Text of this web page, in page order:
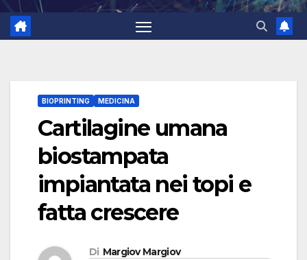
BIOPRINTING MEDICINA
Cartilagine umana
biostampata
impiantata nei topi e
fatta crescere
Di Margiov Margiov